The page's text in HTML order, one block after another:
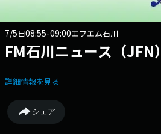
7/5日08:55-09:00エフエム石川
FM石川ニュース（JFN）
---
詳細情報を見る
シェア